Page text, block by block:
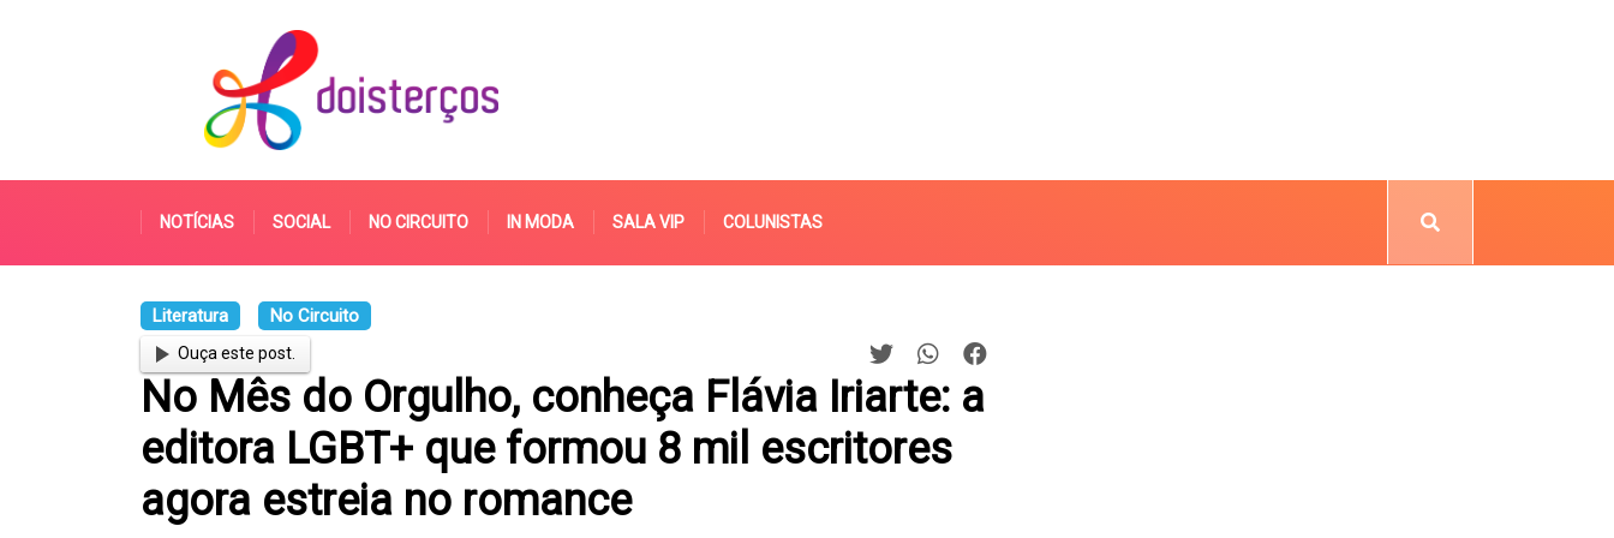
NOTÍCIAS SOCIAL NO CIRCUITO IN MODA SALA VIP COLUNISTAS
Literatura No Circuito
Ouça este post.
No Mês do Orgulho, conheça Flávia Iriarte: a
editora LGBT+ que formou 8 mil escritores
agora estreia no romance